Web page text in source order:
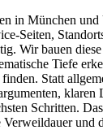
in München und
Seiten,
Wir bauen
Tiefe
Statt
klaren
Schritten.
und